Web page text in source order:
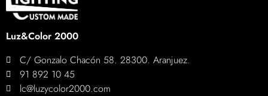
Luz&Color 2000
C/ Gonzalo Chacón 58. 28300. Aranjuez.
91 892 10 45
lc@luzycolor2000.com